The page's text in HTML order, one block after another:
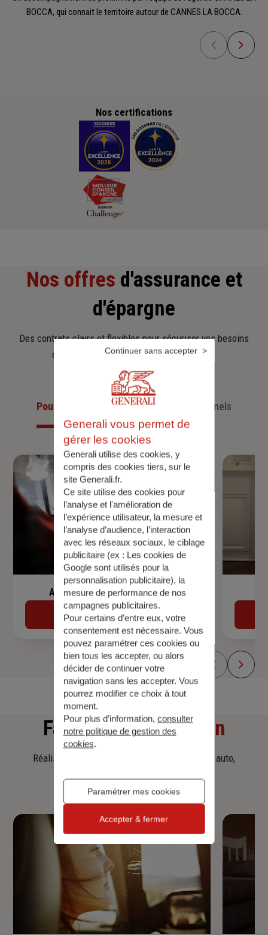
BOCCA, qui connait le territoire autour de CANNES LA BOCCA.
Nos certifications
Nos offres d'assurance et
d'épargne
Des contrats clairs et flexibles pour sécuriser vos besoins
d’aujourd’hui et anticiper ceux de demain.
Pour les particuliersPour les professionnels
Assurance de prêt immobilier
Découvrir
Faitesune simulation
Réalisez une simulation tarifaire d'assurance, auto,
Generali vous permet de
gérer les cookies
Generali utilise des cookies, y
compris des cookies tiers, sur le
site Generali.fr.
Ce site utilise des cookies pour
l’analyse et l'amélioration de
l’expérience utilisateur, la mesure et
l’analyse d’audience, l’interaction
avec les réseaux sociaux, le ciblage
publicitaire (ex : Les cookies de
Google sont utilisés pour la
personnalisation publicitaire), la
mesure de performance de nos
campagnes publicitaires.
Pour certains d’entre eux, votre
consentement est nécessaire. Vous
pouvez paramétrer ces cookies ou
bien tous les accepter, ou alors
décider de continuer votre
navigation sans les accepter. Vous
pourrez modifier ce choix à tout
moment.
Pour plus d’information, consulter
notre politique de gestion des
cookies.
Paramétrer mes cookies
Continuer sans accepter
Accepter & fermer